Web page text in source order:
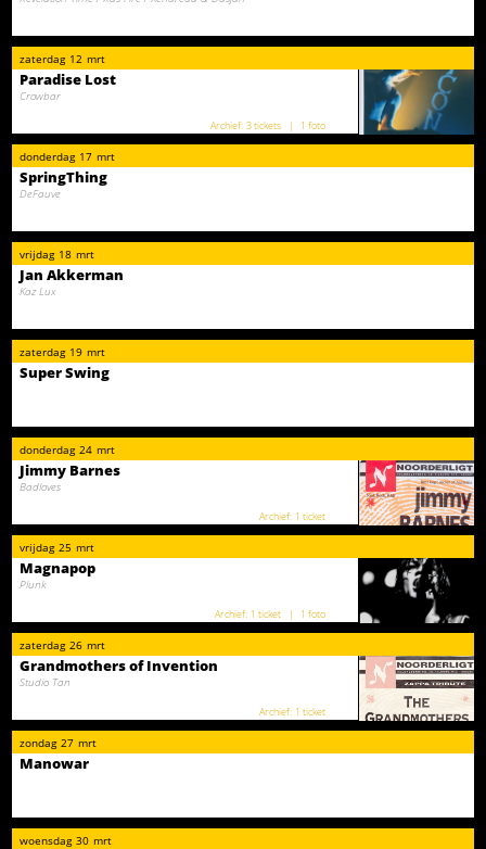
zaterdag 12 mrt
Paradise Lost
Crowbar
3 tickets 1 foto
donderdag 17 mrt
SpringThing
DeFauve
vrijdag 18 mrt
Jan Akkerman
Kaz Lux
zaterdag 19 mrt
Super Swing
donderdag 24 mrt
Jimmy Barnes
Badloves
1 ticket
vrijdag 25 mrt
Magnapop
Plunk
1 ticket 1 foto
zaterdag 26 mrt
Grandmothers of Invention
Studio Tan
1 ticket
zondag 27 mrt
Manowar
woensdag 30 mrt